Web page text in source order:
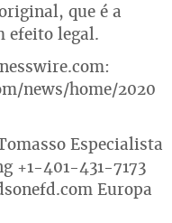
que é a
efeito legal.
news/home/2020
Especialista
+1-401-431-7173
Europa